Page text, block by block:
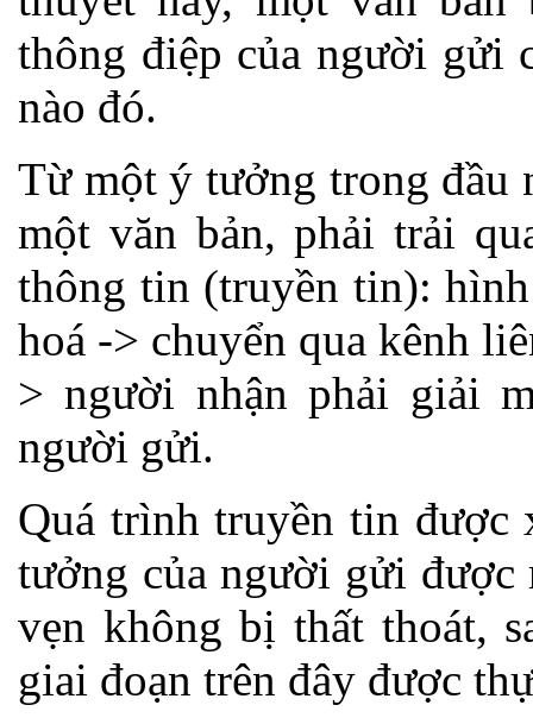
thông điệp của người gửi
nào đó.
Từ một ý tưởng trong đầu
một văn bản, phải trải
thông tin (truyền tin):
hoá -> chuyển qua kênh
> người nhận phải giải
người gửi.
Quá trình truyền tin được
tưởng của người gửi
vẹn không bị thất thoát,
giai đoạn trên đây được